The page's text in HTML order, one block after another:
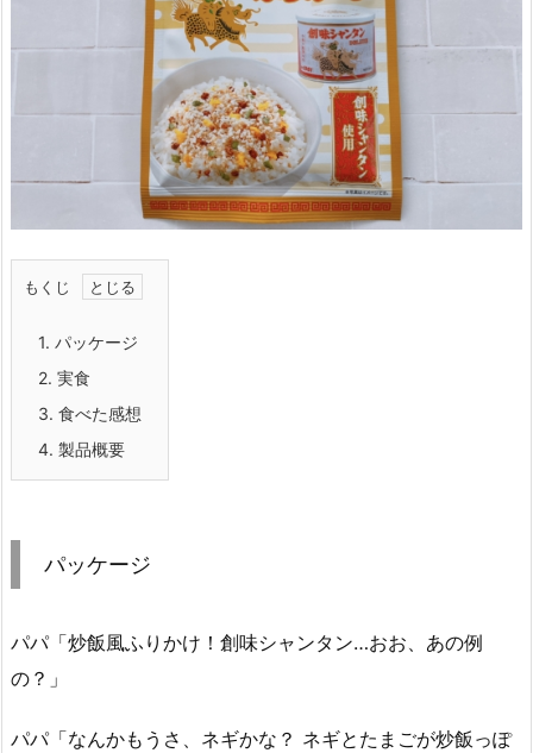
もくじ
1. パッケージ
2. 実食
3. 食べた感想
4. 製品概要
パッケージ
パパ「炒飯風ふりかけ！創味シャンタン…おお、あの例
の？」
パパ「なんかもうさ、ネギかな？ ネギとたまごが炒飯っぽ